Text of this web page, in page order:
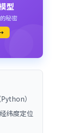
型
秘密
）
纬度定位